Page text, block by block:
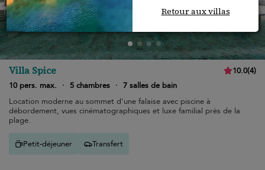
Villa Spice 10.0(4)
10 pers. max.
· 5 chambres · 7 salles de bain
Location moderne au sommet d'une falaise avec piscine à
débordement, vues cinématographiques et luxe familial près de la
plage.
Petit-déjeuner Transfert
Retour aux villas